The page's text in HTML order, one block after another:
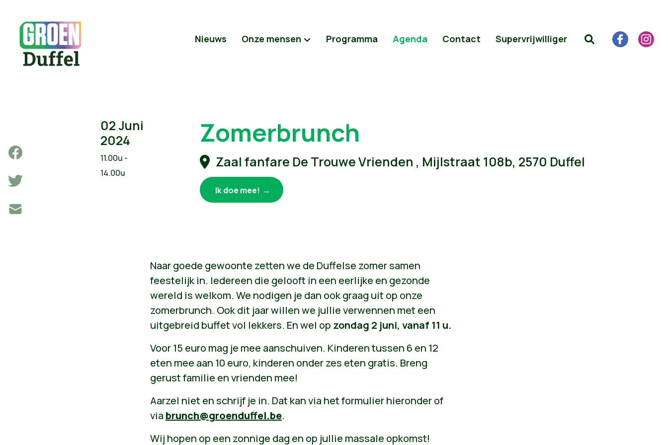
Nieuws Onze mensen Programma Agenda Contact Supervrijwilliger
02 Juni
2024
11.00u -
14.00u
Zomerbrunch
Zaal fanfare De Trouwe Vrienden , Mijlstraat 108b, 2570 Duffel
Ik doe mee!
Naar goede gewoonte zetten we de Duffelse zomer samen
feestelijk in. Iedereen die gelooft in een eerlijke en gezonde
wereld is welkom. We nodigen je dan ook graag uit op onze
zomerbrunch. Ook dit jaar willen we jullie verwennen met een
uitgebreid buffet vol lekkers. En wel op zondag 2 juni, vanaf 11 u.
Voor 15 euro mag je mee aanschuiven. Kinderen tussen 6 en 12
eten mee aan 10 euro, kinderen onder zes eten gratis. Breng
gerust familie en vrienden mee!
Aarzel niet en schrijf je in. Dat kan via het formulier hieronder of
via brunch@groenduffel.be.
Wij hopen op een zonnige dag en op jullie massale opkomst!